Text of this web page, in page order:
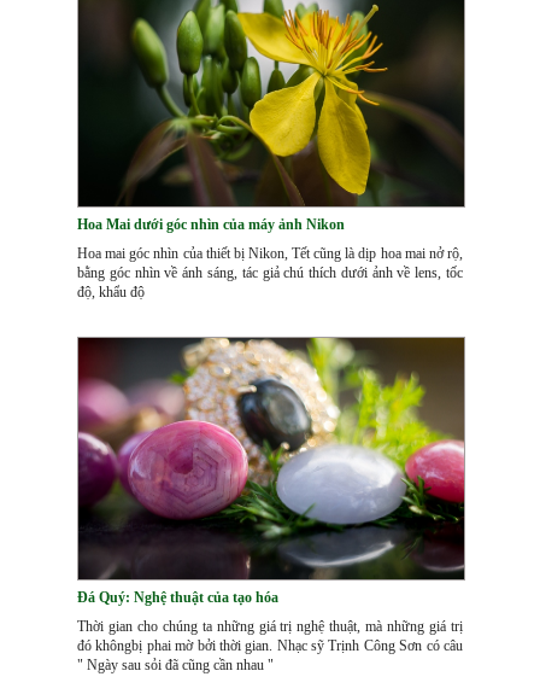
Hoa Mai dưới góc nhìn của máy ảnh Nikon
Hoa mai góc nhìn của thiết bị Nikon, Tết cũng là dịp hoa mai nở rộ,
bằng góc nhìn về ánh sáng, tác giả chú thích dưới ảnh về lens, tốc
độ, khẩu độ
Đá Quý: Nghệ thuật của tạo hóa
Thời gian cho chúng ta những giá trị nghệ thuật, mà những giá trị
đó khôngbị phai mờ bởi thời gian. Nhạc sỹ Trịnh Công Sơn có câu
" Ngày sau sỏi đã cũng cần nhau "